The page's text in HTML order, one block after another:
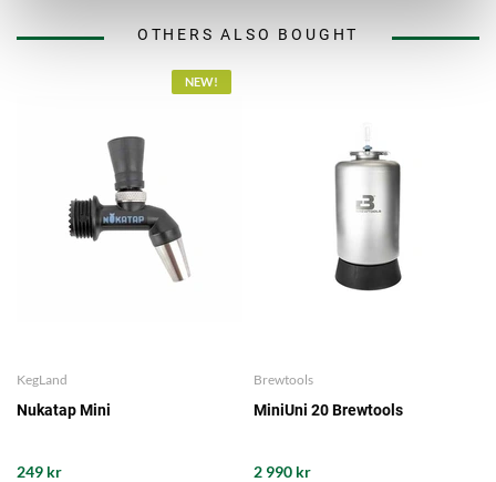
OTHERS ALSO BOUGHT
NEW!
KegLand
Nukatap Mini
249 kr
Brewtools
MiniUni 20 Brewtools
2 990 kr